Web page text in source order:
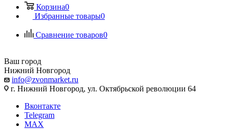
Корзина0
Избранные товары0
Сравнение товаров0
Ваш город
Нижний Новгород
info@zvonmarket.ru
г. Нижний Новгород, ул. Октябрьской революции 64
Вконтакте
Telegram
MAX